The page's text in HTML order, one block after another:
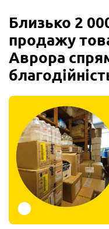
Близько 2
продажу
Аврора